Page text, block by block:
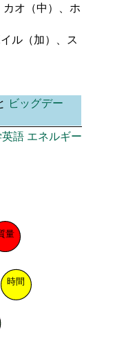
カオ（中）、ホ
ル（加）、ス
ビッグデー
語 エネルギー
量
時間